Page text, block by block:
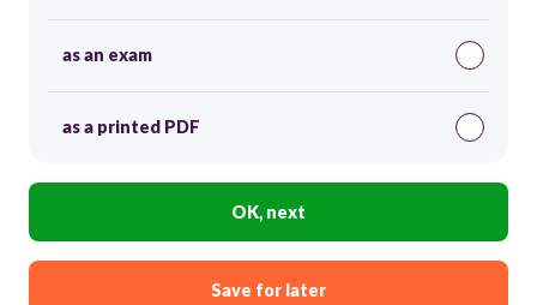
as an exam
as a printed PDF
OK, next
Save for later